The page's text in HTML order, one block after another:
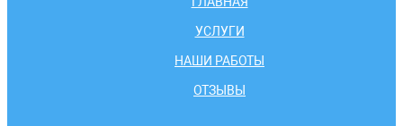
УСЛУГИ
НАШИ РАБОТЫ
ОТЗЫВЫ